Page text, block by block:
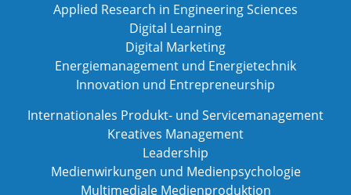
Applied Research in Engineering Sciences
Digital Learning
Digital Marketing
Energiemanagement und Energietechnik
Innovation und Entrepreneurship
Internationales Produkt- und Servicemanagement
Kreatives Management
Leadership
Medienwirkungen und Medienpsychologie
Multimediale Medienproduktion